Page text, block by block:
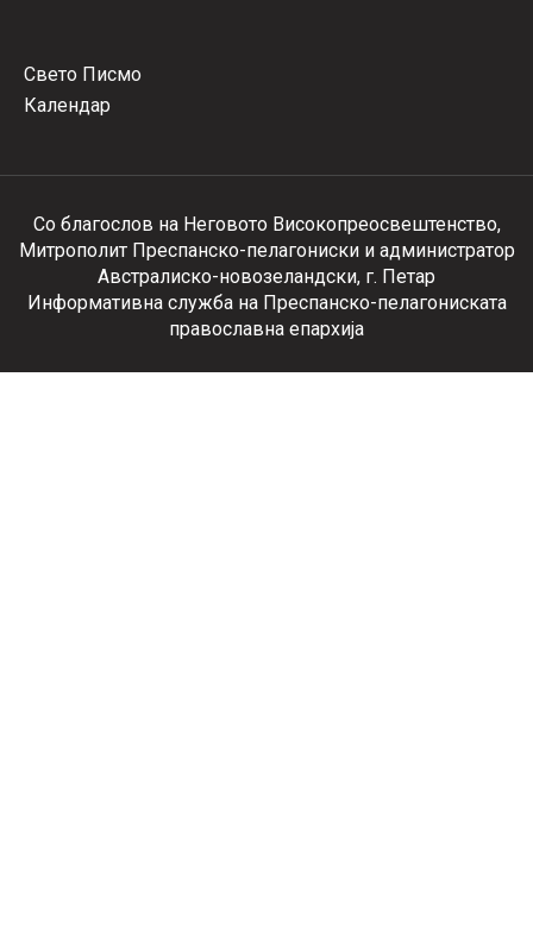
Свето Писмо
Календар
Со благослов на Неговото Високопреосвештенство,
Митрополит Преспанско-пелагониски и администратор
Австралиско-новозеландски, г. Петар
Информативна служба на Преспанско-пелагониската
православна епархија